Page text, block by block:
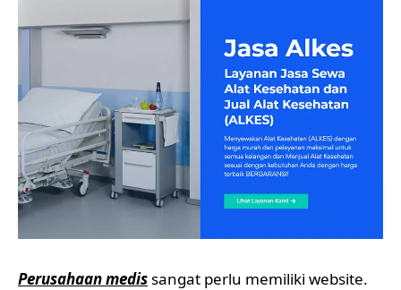
Perusahaan medissangat perlu memiliki website.